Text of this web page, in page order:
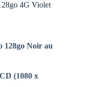
4G Violet
128go Noir au
(1080 x